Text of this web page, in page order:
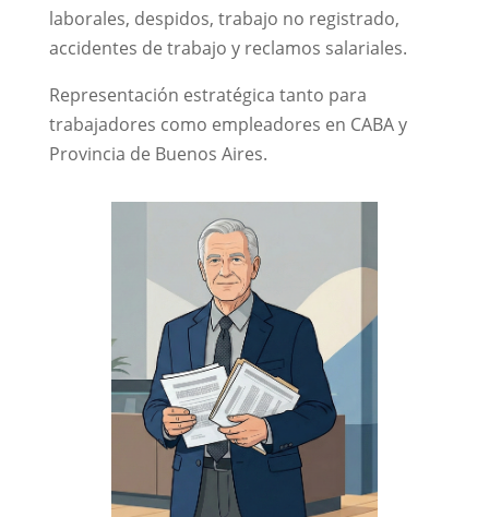
laborales, despidos, trabajo no registrado,
accidentes de trabajo y reclamos salariales.
Representación estratégica tanto para
trabajadores como empleadores en CABA y
Provincia de Buenos Aires.